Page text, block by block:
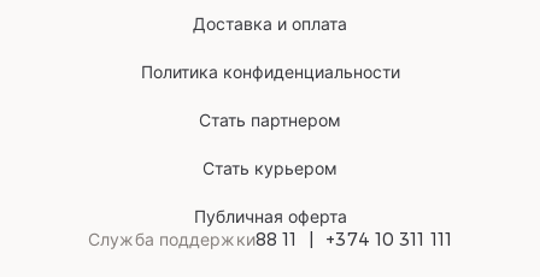
Доставка и оплата
Политика конфиденциальности
Стать партнером
Стать курьером
Публичная оферта
Служба поддержки88 11 +374 10 311 111